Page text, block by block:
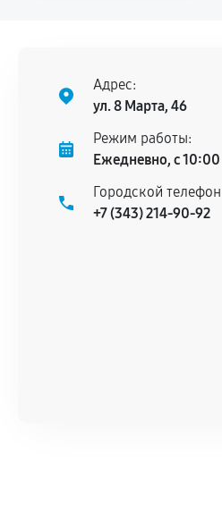
нормальной
гарантийного срока.
Несоответствие
техническим
Документы для
Адрес:
ул. 8 Марта, 46
Режим работы:
Ежедневно, с
Городской
+7 (343) 214-90-92